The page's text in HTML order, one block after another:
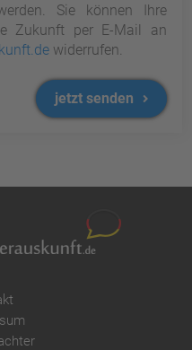
Sie können Ihre
Zukunft per E-Mail an
widerrufen.
jetzt senden